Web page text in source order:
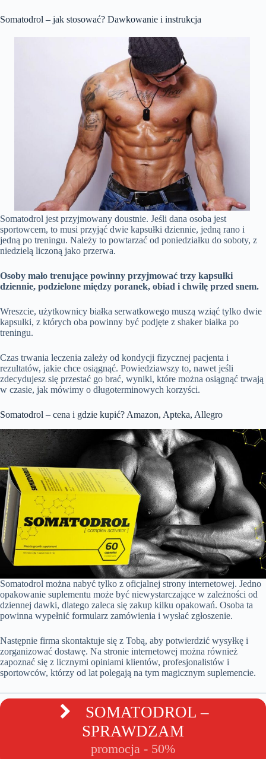
Somatodrol – jak stosować? Dawkowanie i instrukcja
Somatodrol jest przyjmowany doustnie. Jeśli dana osoba jest
sportowcem, to musi przyjąć dwie kapsułki dziennie, jedną rano i
jedną po treningu. Należy to powtarzać od poniedziałku do soboty, z
niedzielą liczoną jako przerwa.
Osoby mało trenujące powinny przyjmować trzy kapsułki
dziennie, podzielone między poranek, obiad i chwilę przed snem.
Wreszcie, użytkownicy białka serwatkowego muszą wziąć tylko dwie
kapsułki, z których oba powinny być podjęte z shaker białka po
treningu.
Czas trwania leczenia zależy od kondycji fizycznej pacjenta i
rezultatów, jakie chce osiągnąć. Powiedziawszy to, nawet jeśli
zdecydujesz się przestać go brać, wyniki, które można osiągnąć trwają
w czasie, jak mówimy o długoterminowych korzyści.
Somatodrol – cena i gdzie kupić? Amazon, Apteka, Allegro
Somatodrol można nabyć tylko z oficjalnej strony internetowej. Jedno
opakowanie suplementu może być niewystarczające w zależności od
dziennej dawki, dlatego zaleca się zakup kilku opakowań. Osoba ta
powinna wypełnić formularz zamówienia i wysłać zgłoszenie.
Następnie firma skontaktuje się z Tobą, aby potwierdzić wysyłkę i
zorganizować dostawę. Na stronie internetowej można również
zapoznać się z licznymi opiniami klientów, profesjonalistów i
sportowców, którzy od lat polegają na tym magicznym suplemencie.
SOMATODROL –
SPRAWDZAM
promocja - 50%